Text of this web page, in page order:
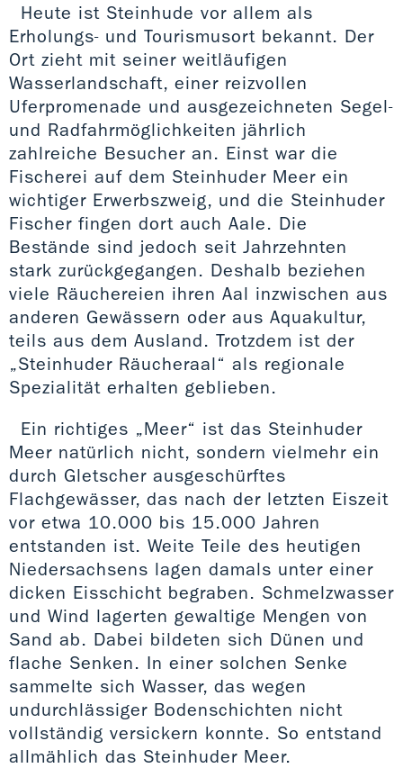
Heute ist Steinhude vor allem als
Erholungs- und Tourismusort bekannt. Der
Ort zieht mit seiner weitläufigen
Wasserlandschaft, einer reizvollen
Uferpromenade und ausgezeichneten Segel-
und Radfahrmöglichkeiten jährlich
zahlreiche Besucher an. Einst war die
Fischerei auf dem Steinhuder Meer ein
wichtiger Erwerbszweig, und die Steinhuder
Fischer fingen dort auch Aale. Die
Bestände sind jedoch seit Jahrzehnten
stark zurückgegangen. Deshalb beziehen
viele Räuchereien ihren Aal inzwischen aus
anderen Gewässern oder aus Aquakultur,
teils aus dem Ausland. Trotzdem ist der
„Steinhuder Räucheraal“ als regionale
Spezialität erhalten geblieben.
Ein richtiges „Meer“ ist das Steinhuder
Meer natürlich nicht, sondern vielmehr ein
durch Gletscher ausgeschürftes
Flachgewässer, das nach der letzten Eiszeit
vor etwa 10.000 bis 15.000 Jahren
entstanden ist. Weite Teile des heutigen
Niedersachsens lagen damals unter einer
dicken Eisschicht begraben. Schmelzwasser
und Wind lagerten gewaltige Mengen von
Sand ab. Dabei bildeten sich Dünen und
flache Senken. In einer solchen Senke
sammelte sich Wasser, das wegen
undurchlässiger Bodenschichten nicht
vollständig versickern konnte. So entstand
allmählich das Steinhuder Meer.